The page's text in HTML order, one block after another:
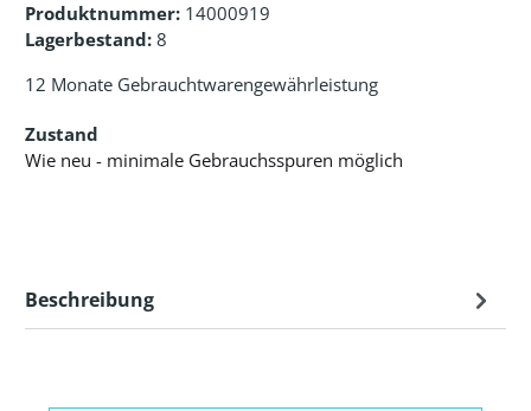
Produktnummer: 14000919
Lagerbestand: 8
12 Monate Gebrauchtwarengewährleistung
Zustand
Wie neu - minimale Gebrauchsspuren möglich
Beschreibung